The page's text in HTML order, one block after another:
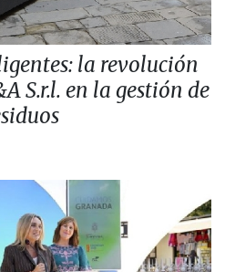
la revolución
S.r.l. en la gestión de